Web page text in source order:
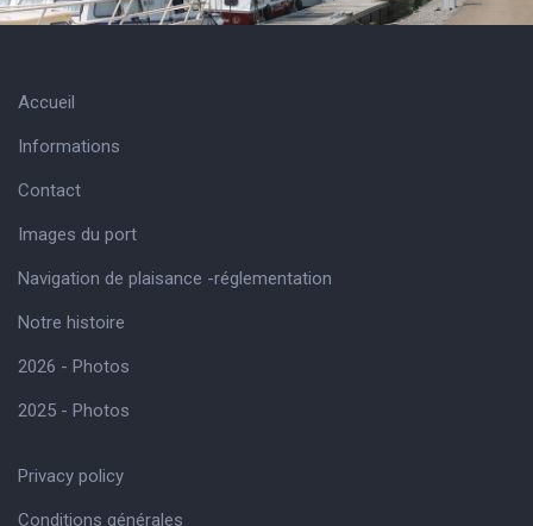
Accueil
Informations
Contact
Images du port
Navigation de plaisance -réglementation
Notre histoire
2026 - Photos
2025 - Photos
Privacy policy
Conditions générales